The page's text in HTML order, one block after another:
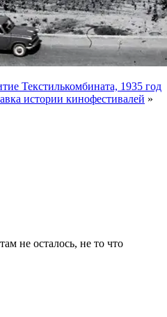
Текстилькомбината, 1935 год
истории кинофестивалей »
не осталось, не то что